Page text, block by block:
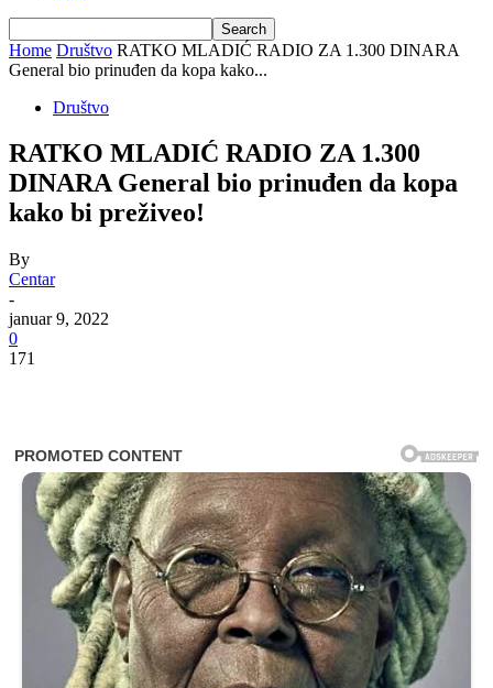
Home Društvo RATKO MLADIĆ RADIO ZA 1.300 DINARA
General bio prinuđen da kopa kako...
Društvo
RATKO MLADIĆ RADIO ZA 1.300
DINARA General bio prinuđen da kopa
kako bi preživeo!
By
Centar
-
januar 9, 2022
0
171